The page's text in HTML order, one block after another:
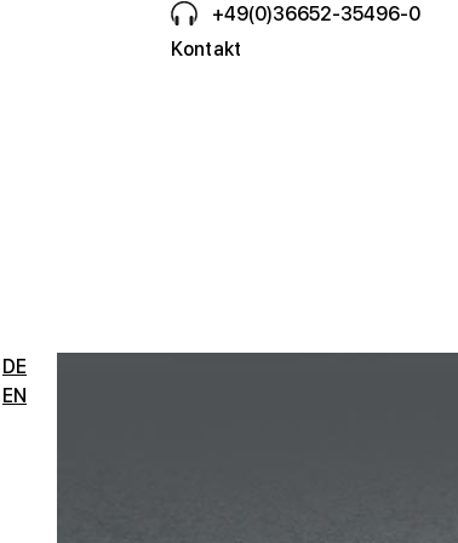
+49(0)36652-35496-0
Kontakt
DE
EN